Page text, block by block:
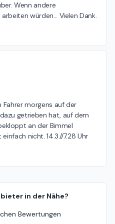
Wenn andere
würden... Vielen Dank.
Fahrer morgens auf der
getrieben hat, auf dem
an der Bimmel
nicht. 14.3.//7.28 Uhr
in der Nähe?
Bewertungen